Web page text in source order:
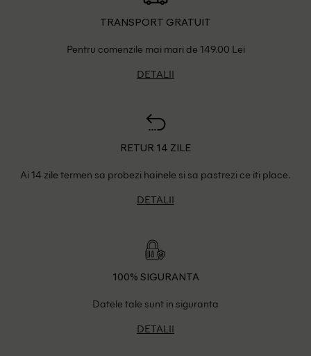
TRANSPORT GRATUIT
Pentru comenzile mai mari de 149.00 Lei
DETALII
RETUR 14 ZILE
Ai 14 zile termen sa probezi hainele si sa pastrezi ce iti place.
DETALII
100% SIGURANTA
Datele tale sunt in siguranta
DETALII